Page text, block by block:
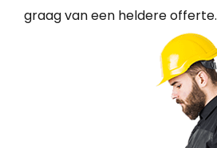
graag van een heldere offerte.